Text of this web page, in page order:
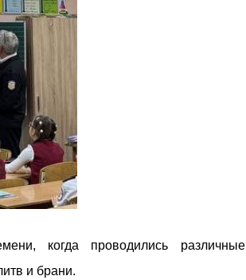
когда проводились различные
и брани.